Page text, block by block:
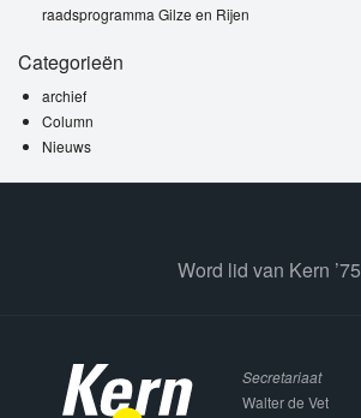
raadsprogramma Gilze en Rijen
Categorieën
archief
Column
Nieuws
Word lid van Kern ’75
Secretariaat
Walter de Vet